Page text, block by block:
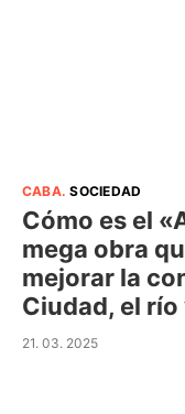
CABA.SOCIEDAD
Cómo es el
mega obra
mejorar la
Ciudad, el
21. 03. 2025